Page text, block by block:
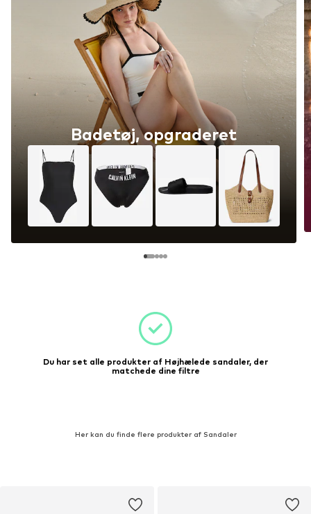
Badetøj, opgraderet
Du har set alle produkter af Højhælede sandaler, der
matchede dine filtre
Her kan du finde flere produkter af Sandaler